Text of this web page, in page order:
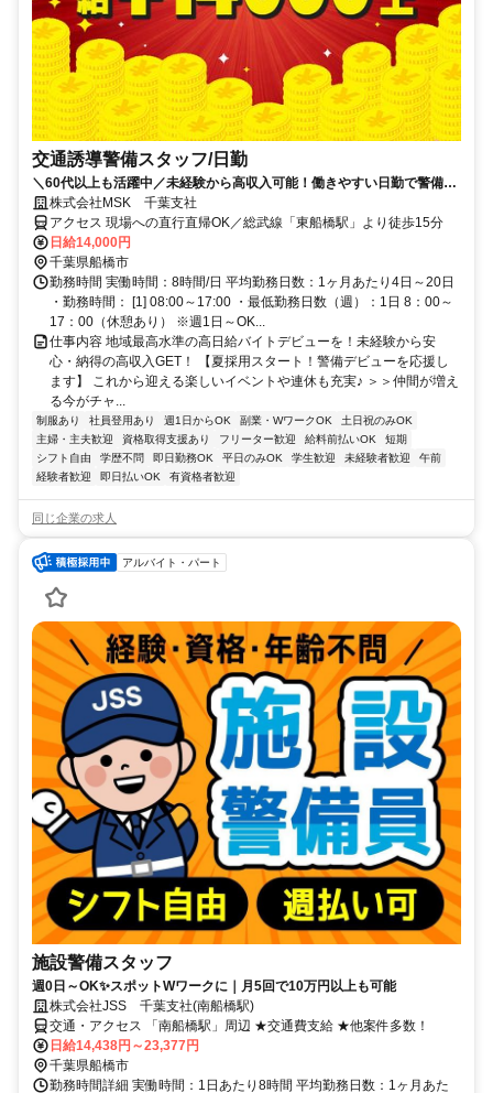
交通誘導警備スタッフ/日勤
＼60代以上も活躍中／未経験から高収入可能！働きやすい日勤で警備員
デビューをしませんか！【月収28万円可能・日払いもOK！】勤務3日前
までシフト申請可能！週1日～・短期もOK！未経験者大歓迎！幅広い年
代が活躍しています。
株式会社MSK 千葉支社
アクセス 現場への直行直帰OK／総武線「東船橋駅」より徒歩15分
日給14,000円
千葉県船橋市
勤務時間 実働時間：8時間/日 平均勤務日数：1ヶ月あたり4日～20日
・勤務時間： [1] 08:00～17:00 ・最低勤務日数（週）：1日 8：00～
17：00（休憩あり） ※週1日～OK...
仕事内容 地域最高水準の高日給バイトデビューを！未経験から安
心・納得の高収入GET！ 【夏採用スタート！警備デビューを応援し
ます】 これから迎える楽しいイベントや連休も充実♪ ＞＞仲間が増え
る今がチャ...
制服あり 社員登用あり 週1日からOK 副業・WワークOK
土日祝のみOK
主婦・主夫歓迎
資格取得支援あり フリーター歓迎 給料前払いOK
短期
シフト自由
学歴不問 即日勤務OK 平日のみOK 学生歓迎 未経験者歓迎
午前
経験者歓迎
即日払いOK 有資格者歓迎
同じ企業の求人
アルバイト・パート
施設警備スタッフ
週0日～OK✨スポットWワークに｜月5回で10万円以上も可能
株式会社JSS 千葉支社(南船橋駅)
交通・アクセス 「南船橋駅」周辺 ★交通費支給 ★他案件多数！
日給14,438円～23,377円
千葉県船橋市
勤務時間詳細 実働時間：1日あたり8時間 平均勤務日数：1ヶ月あた